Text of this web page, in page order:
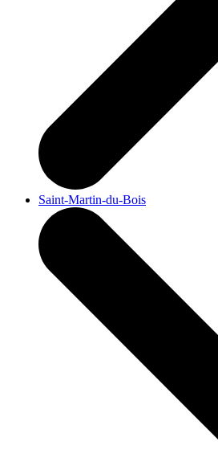
Saint-Martin-du-Bois